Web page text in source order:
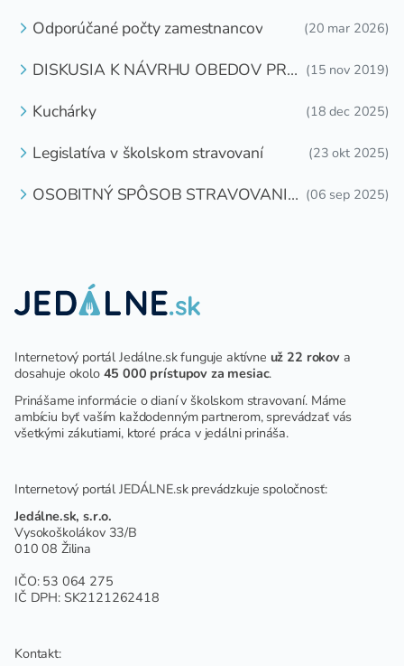
Odporúčané počty zamestnancov (20 mar 2026)
DISKUSIA K NÁVRHU OBEDOV PRE
(15 nov 2019)
Kuchárky (18 dec 2025)
Legislatíva v školskom stravovaní (23 okt 2025)
OSOBITNÝ SPÔSOB STRAVOVANIA (06 sep 2025)
Internetový portál Jedálne.sk funguje aktívne už 22 rokova
dosahuje okolo 45 000 prístupov za mesiac.
Prinášame informácie o dianí v školskom stravovaní. Máme
ambíciu byť vaším každodenným partnerom, sprevádzať vás
všetkými zákutiami, ktoré práca v jedálni prináša.
Internetový portál JEDÁLNE.sk prevádzkuje spoločnosť:
Jedálne.sk, s.r.o.
Vysokoškolákov 33/B
010 08 Žilina
IČO: 53 064 275
IČ DPH: SK2121262418
Kontakt: